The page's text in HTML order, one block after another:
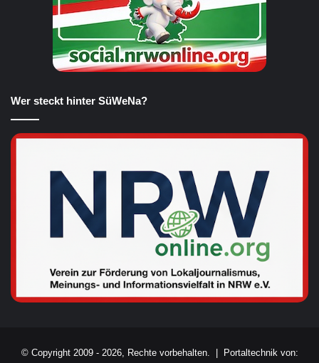
Wer steckt hinter SüWeNa?
© Copyright 2009 - 2026, Rechte vorbehalten. | Portaltechnik von: